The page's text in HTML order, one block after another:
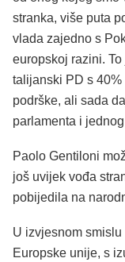
stranka, više puta
vlada zajedno s
europskoj razini.
talijanski PD s
podrške, ali sada
parlamenta i
Paolo Gentiloni
još uvijek vođa
pobijedila na
U izvjesnom
Europske unije, s